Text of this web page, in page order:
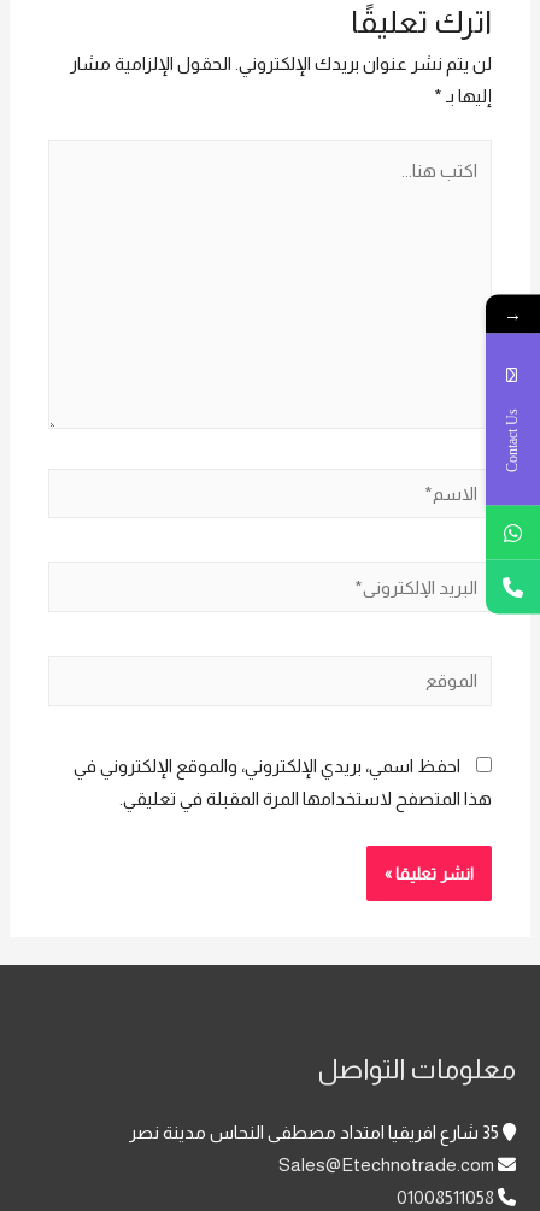
اترك تعليقًا
لن يتم نشر عنوان بريدك الإلكتروني. الحقول الإلزامية مشار
إليها بـ *
الاسم*
البريد
الإلكتروني*
الموقع
احفظ اسمي، بريدي الإلكتروني، والموقع الإلكتروني في
هذا المتصفح لاستخدامها المرة المقبلة في تعليقي.
معلومات التواصل
35 شارع افريقيا امتداد مصطفى النحاس مدينة نصر
Sales@Etechnotrade.com
01008511058
→
Contact Us